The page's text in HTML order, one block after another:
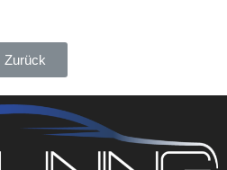
Zurück